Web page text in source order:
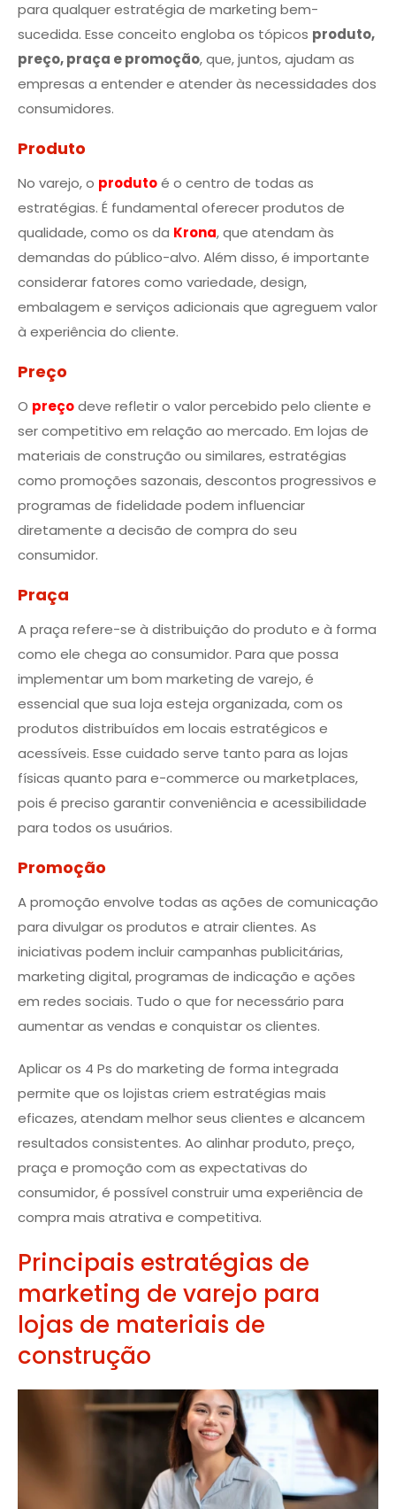
para qualquer estratégia de marketing bem-
sucedida. Esse conceito engloba os tópicos produto,
preço, praça e promoção, que, juntos, ajudam as
empresas a entender e atender às necessidades dos
consumidores.
Produto
No varejo, o produtoé o centro de todas as
estratégias. É fundamental oferecer produtos de
qualidade, como os da Krona, que atendam às
demandas do público-alvo. Além disso, é importante
considerar fatores como variedade, design,
embalagem e serviços adicionais que agreguem valor
à experiência do cliente.
Preço
O preçodeve refletir o valor percebido pelo cliente e
ser competitivo em relação ao mercado. Em lojas de
materiais de construção ou similares, estratégias
como promoções sazonais, descontos progressivos e
programas de fidelidade podem influenciar
diretamente a decisão de compra do seu
consumidor.
Praça
A praça refere-se à distribuição do produto e à forma
como ele chega ao consumidor. Para que possa
implementar um bom marketing de varejo, é
essencial que sua loja esteja organizada, com os
produtos distribuídos em locais estratégicos e
acessíveis. Esse cuidado serve tanto para as lojas
físicas quanto para e-commerce ou marketplaces,
pois é preciso garantir conveniência e acessibilidade
para todos os usuários.
Promoção
A promoção envolve todas as ações de comunicação
para divulgar os produtos e atrair clientes. As
iniciativas podem incluir campanhas publicitárias,
marketing digital, programas de indicação e ações
em redes sociais. Tudo o que for necessário para
aumentar as vendas e conquistar os clientes.
Aplicar os 4 Ps do marketing de forma integrada
permite que os lojistas criem estratégias mais
eficazes, atendam melhor seus clientes e alcancem
resultados consistentes. Ao alinhar produto, preço,
praça e promoção com as expectativas do
consumidor, é possível construir uma experiência de
compra mais atrativa e competitiva.
Principais estratégias de
marketing de varejo para
lojas de materiais de
construção